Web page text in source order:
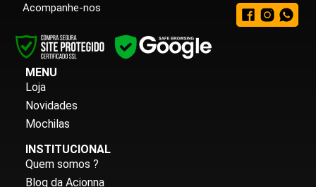
Acompanhe-nos
MENU
Loja
Novidades
Mochilas
INSTITUCIONAL
Quem somos ?
Blog da Acionna